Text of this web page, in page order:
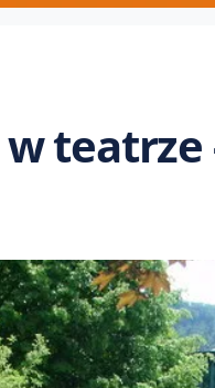
teatrze